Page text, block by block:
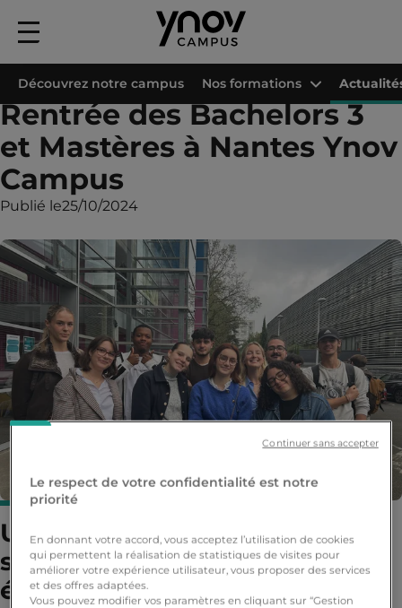
Menu
principal
Rentrée des Bachelors 3
et Mastères à Nantes Ynov
Campus
Publié le25/10/2024
Découvrez notre campus Nos formations
Une rentrée placée sous le
signe de l’accueil et des
échanges chaleureux
Le respect de votre confidentialité est notre
priorité
En donnant votre accord, vous acceptez l’utilisation de cookies
qui permettent la réalisation de statistiques de visites pour
améliorer votre expérience utilisateur, vous proposer des services
et des offres adaptées.
Vous pouvez modifier vos paramètres en cliquant sur “Gestion
Continuer sans accepter